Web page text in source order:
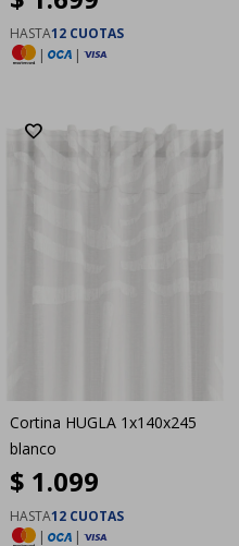
HASTA12 CUOTAS
|
|
Cortina HUGLA 1x140x245
blanco
$ 1.099
HASTA12 CUOTAS
|
|